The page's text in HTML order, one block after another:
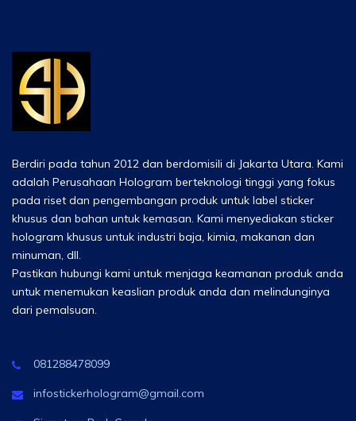
Berdiri pada tahun 2012 dan berdomisili di Jakarta Utara. Kami
adalah Perusahaan Hologram berteknologi tinggi yang fokus
pada riset dan pengembangan produk untuk label sticker
khusus dan bahan untuk kemasan. Kami menyediakan sticker
hologram khusus untuk industri baja, kimia, makanan dan
minuman, dll.
Pastikan hubungi kami untuk menjaga keamanan produk anda
untuk menemukan keaslian produk anda dan melindunginya
dari pemalsuan.
081288478099
infostickerhologram@gmail.com